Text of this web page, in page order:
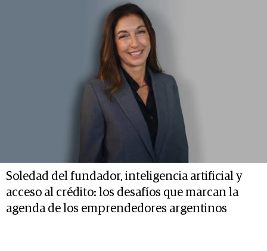
Soledad del fundador, inteligencia artificial y
acceso al crédito: los desafíos que marcan la
agenda de los emprendedores argentinos